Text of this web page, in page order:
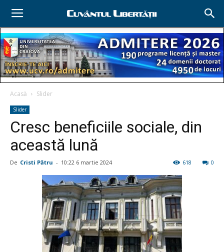
Acasă Slider
Slider
Cresc beneficiile sociale, din
această lună
De Cristi Pătru - 10:22 6 martie 2024 0
618